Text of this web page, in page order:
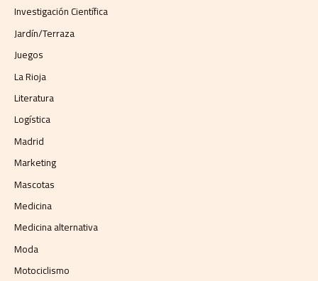
Investigación Científica
Jardín/Terraza
Juegos
La Rioja
Literatura
Logística
Madrid
Marketing
Mascotas
Medicina
Medicina alternativa
Moda
Motociclismo